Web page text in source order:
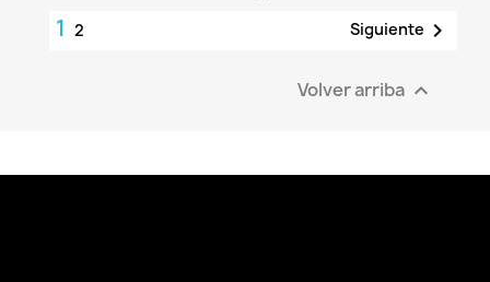
1 2 Siguiente 
Volver arriba 